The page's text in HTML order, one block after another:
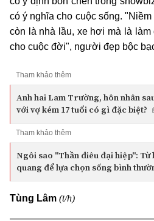
có ý nghĩa cho cuộc sống.
còn là nhà lầu, xe hơi mà là
cho cuộc đời", người đẹp bộc
Tham khảo thêm
Anh hai Lam Trường, hôn nhân
với vợ kém 17 tuổi có gì đặc biệt?
Tham khảo thêm
Ngôi sao "Thần điêu đại hiệp": Từ
quang để lựa chọn sống bình
Tùng Lâm (t/h)